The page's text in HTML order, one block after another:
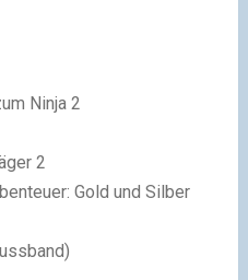
Ninja 2
2
Gold und Silber